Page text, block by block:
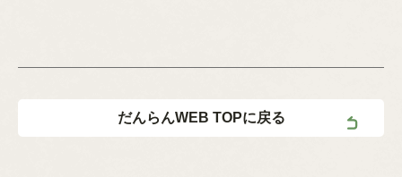
だんらんWEB TOPに戻る